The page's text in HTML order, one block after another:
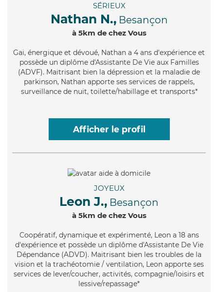
SÉRIEUX
Nathan N., Besançon
à 5km de chez Vous
Gai, énergique et dévoué, Nathan a 4 ans d'expérience et
possède un diplôme d'Assistante De Vie aux Familles
(ADVF). Maitrisant bien la dépression et la maladie de
parkinson, Nathan apporte ses services de rappels,
surveillance de nuit, toilette/habillage et transports*
Afficher le profil
JOYEUX
Leon J., Besançon
à 5km de chez Vous
Coopératif, dynamique et expérimenté, Leon a 18 ans
d'expérience et possède un diplôme d'Assistante De Vie
Dépendance (ADVD). Maitrisant bien les troubles de la
vision et la trachéotomie / ventilation, Leon apporte ses
services de lever/coucher, activités, compagnie/loisirs et
lessive/repassage*